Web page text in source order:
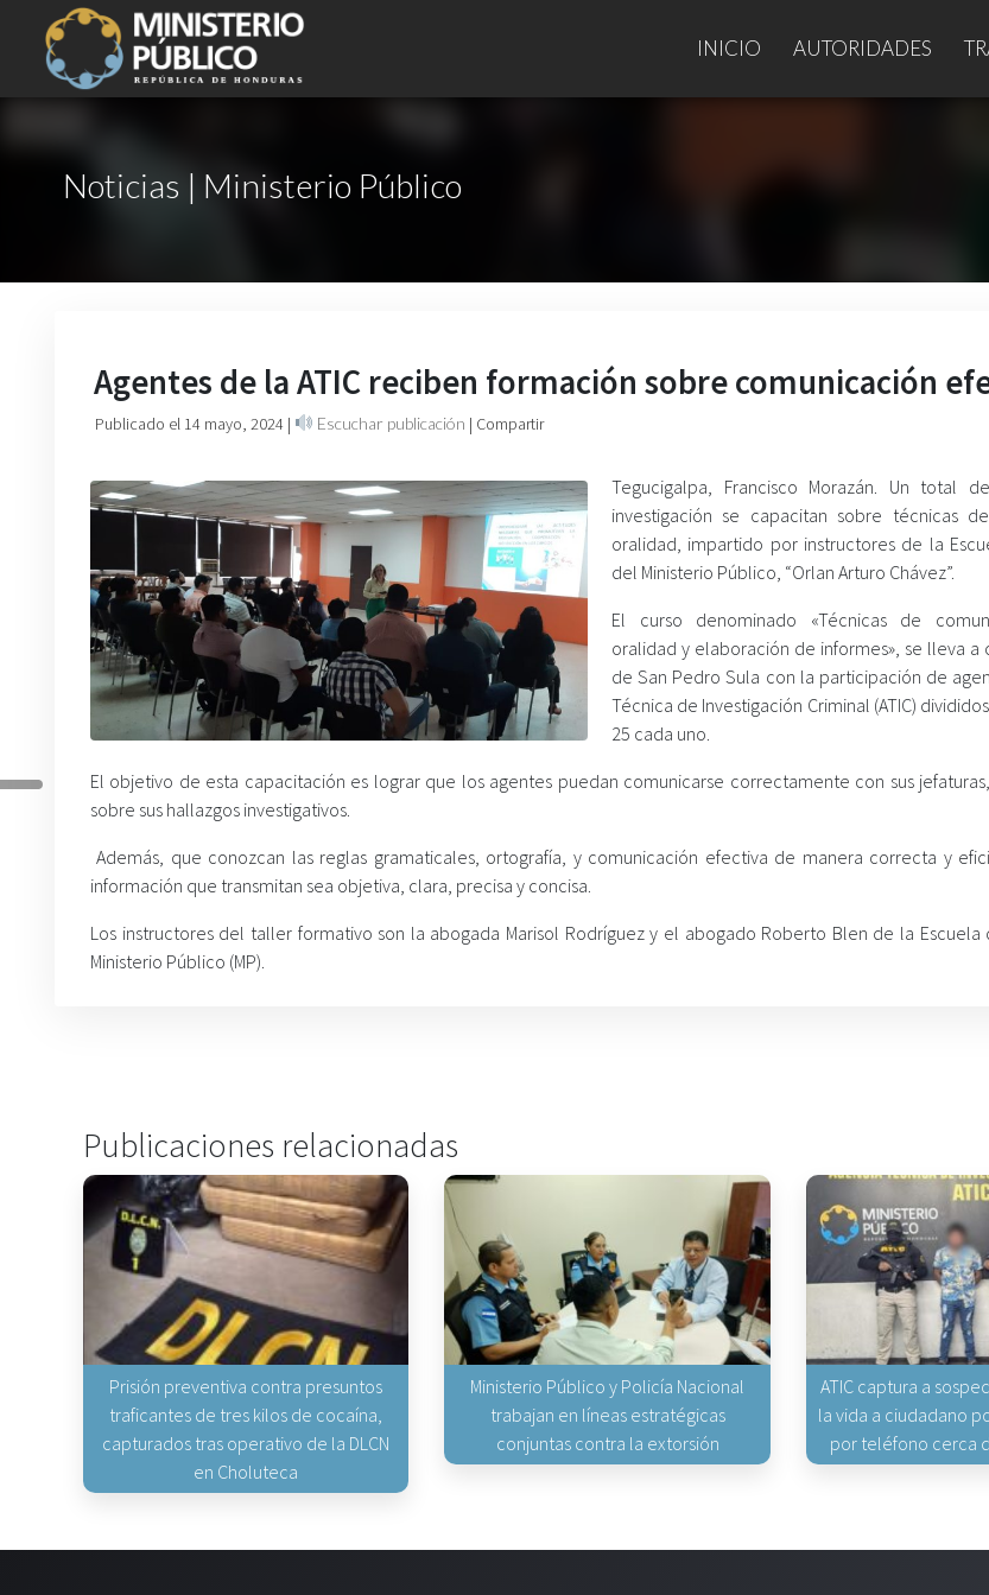
INICIO AUTORIDADES
Noticias | Ministerio Público
Agentes de la ATIC reciben formación sobre comunicación
Publicado el 14 mayo, 2024 | Escuchar publicación | Compartir
Tegucigalpa, Francisco Morazán. Un total
investigación se capacitan sobre técnicas
oralidad, impartido por instructores de la
del Ministerio Público, “Orlan Arturo Chávez”.
El curso denominado «Técnicas de
oralidad y elaboración de informes», se lleva a
de San Pedro Sula con la participación de
Técnica de Investigación Criminal (ATIC)
25 cada uno.
El objetivo de esta capacitación es lograr que los agentes puedan comunicarse correctamente con sus
sobre sus hallazgos investigativos.
Además, que conozcan las reglas gramaticales, ortografía, y comunicación efectiva de manera correcta y
información que transmitan sea objetiva, clara, precisa y concisa.
Los instructores del taller formativo son la abogada Marisol Rodríguez y el abogado Roberto Blen de la
Ministerio Público (MP).
Publicaciones relacionadas
Prisión preventiva contra presuntos
traficantes de tres kilos de cocaína,
capturados tras operativo de la DLCN
en Choluteca
Ministerio Público y Policía Nacional
trabajan en líneas estratégicas
conjuntas contra la extorsión
ATIC captura a
la vida a ciudadano
por teléfono cerca